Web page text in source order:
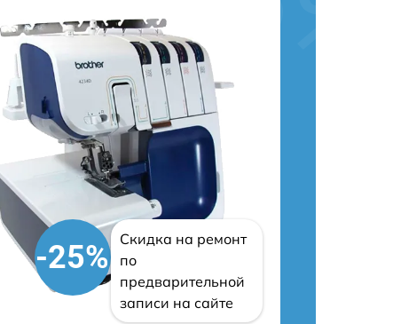
-25%
Скидка на ремонт
по
предварительной
записи на сайте